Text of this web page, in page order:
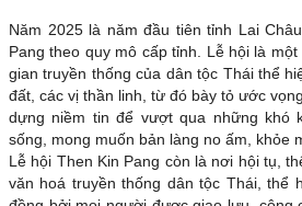
Năm 2025 là năm đầu tiên tỉnh Lai
Pang theo quy mô cấp tỉnh. Lễ hội là
gian truyền thống của dân tộc Thái thể
đất, các vị thần linh, từ đó bày tỏ ước
dựng niềm tin để vượt qua những khó
sống, mong muốn bản làng no ấm, khỏe
Lễ hội Then Kin Pang còn là nơi hội tụ,
văn hoá truyền thống dân tộc Thái, thể